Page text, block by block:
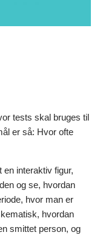
tests skal bruges til
er så: Hvor ofte
en interaktiv figur,
og se, hvordan
hvor man er
hvordan
smittet person, og